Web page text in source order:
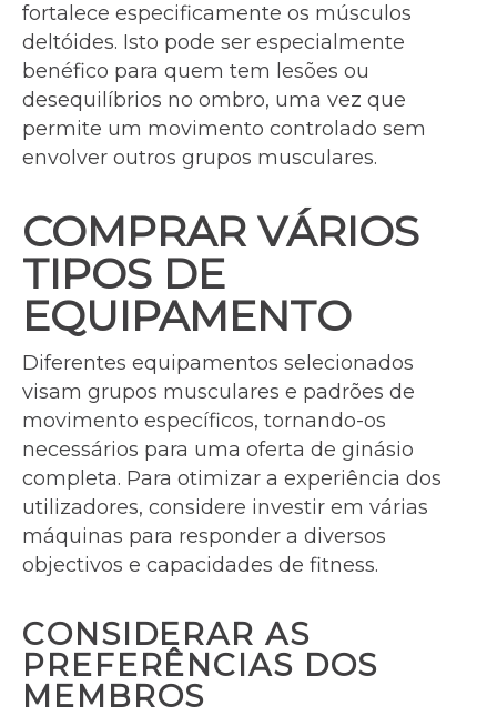
fortalece especificamente os músculos
deltóides. Isto pode ser especialmente
benéfico para quem tem lesões ou
desequilíbrios no ombro, uma vez que
permite um movimento controlado sem
envolver outros grupos musculares.
COMPRAR VÁRIOS
TIPOS DE
EQUIPAMENTO
Diferentes equipamentos selecionados
visam grupos musculares e padrões de
movimento específicos, tornando-os
necessários para uma oferta de ginásio
completa. Para otimizar a experiência dos
utilizadores, considere investir em várias
máquinas para responder a diversos
objectivos e capacidades de fitness.
CONSIDERAR AS
PREFERÊNCIAS DOS
MEMBROS